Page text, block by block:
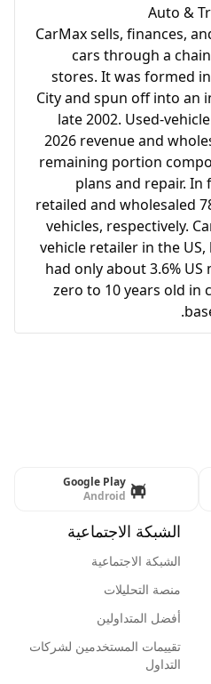
Auto &
CarMax sells, finances,
cars through a
stores. It was formed
City and spun off into an
late 2002. Used-
2026 revenue and
remaining portion
plans and repair. In
retailed and wholesaled
vehicles, respectively.
vehicle retailer in the
had only about 3.6%
zero to 10 years old in
Google Play
Android
الشبكة الاجتماعية
الشبكة الاجتماعية
منصة التحليلات
أفضل المتداولين
تقييمات المستخدمين لشركات
التداول